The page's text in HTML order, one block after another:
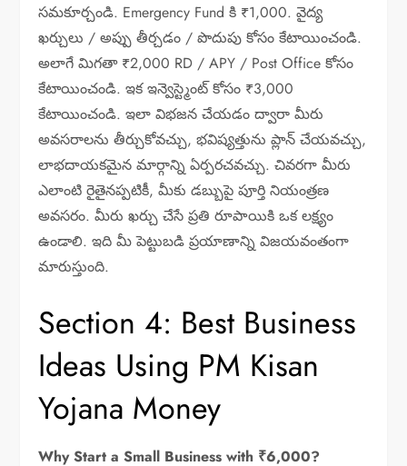
సమకూర్చండి. Emergency Fund కి ₹1,000. వైద్య
ఖర్చులు / అప్పు తీర్చడం / పొదుపు కోసం కేటాయించండి.
అలాగే మిగతా ₹2,000 RD / APY / Post Office కోసం
కేటాయించండి. ఇక ఇన్వెస్ట్మెంట్ కోసం ₹3,000
కేటాయించండి. ఇలా విభజన చేయడం ద్వారా మీరు
అవసరాలను తీర్చుకోవచ్చు, భవిష్యత్తును ప్లాన్ చేయవచ్చు,
లాభదాయకమైన మార్గాన్ని ఏర్పరచవచ్చు. చివరగా మీరు
ఎలాంటి రైతైనప్పటికీ, మీకు డబ్బుపై పూర్తి నియంత్రణ
అవసరం. మీరు ఖర్చు చేసే ప్రతి రూపాయికి ఒక లక్ష్యం
ఉండాలి. ఇది మీ పెట్టుబడి ప్రయాణాన్ని విజయవంతంగా
మారుస్తుంది.
Section 4: Best Business
Ideas Using PM Kisan
Yojana Money
Why Start a Small Business with ₹6,000?